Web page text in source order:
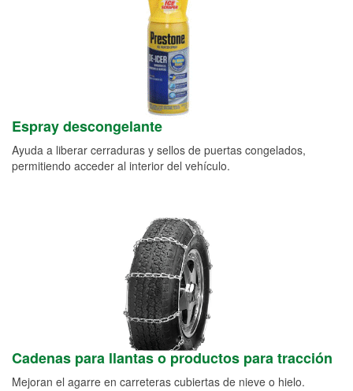
Espray descongelante
Ayuda a liberar cerraduras y sellos de puertas congelados,
permitiendo acceder al interior del vehículo.
Cadenas para llantas o productos para tracción
Mejoran el agarre en carreteras cubiertas de nieve o hielo.